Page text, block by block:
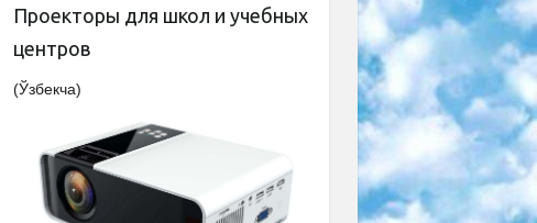
Проекторы для школ и учебных
центров
(Ўзбекча)